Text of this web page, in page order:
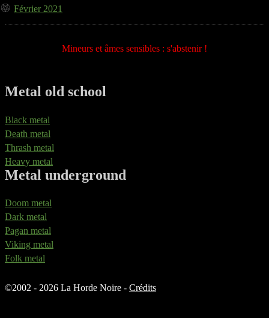
Février 2021
Mineurs et âmes sensibles : s'abstenir !
Metal old school
Black metal
Death metal
Thrash metal
Heavy metal
Metal underground
Doom metal
Dark metal
Pagan metal
Viking metal
Folk metal
©2002 - 2026 La Horde Noire - Crédits